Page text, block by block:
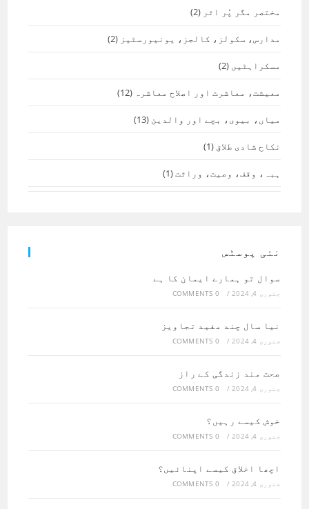
مختصر مگر پُر اثر (2)
مدارس، سکولز، کالجز، یونیورسٹیز (2)
مسکراہٹیں (2)
معیشت، معاشرت اور اصلاح معاشرہ (12)
میاں، بیوی، بچے اور والدین (13)
نکاح شادی طلاق (1)
ہبہ، وقف، وصیت، وراثت(1)
نئی پوسٹس
سوال تو ہمارے ایمان کا ہے
جنوری 4, 2024 /
0 COMMENTS
نیا سال چند مفید تجاویز
جنوری 4, 2024 /
0 COMMENTS
صحت مند زندگی کے راز
جنوری 4, 2024 /
0 COMMENTS
خوش کیسے رہیں؟
جنوری 4, 2024 /
0 COMMENTS
اچھا اخلاق کیسے اپنائیں؟
جنوری 4, 2024 /
0 COMMENTS